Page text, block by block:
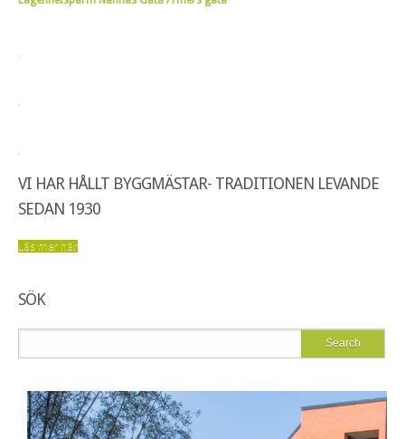
VI HAR HÅLLT BYGGMÄSTAR- TRADITIONEN LEVANDE
SEDAN 1930
Läs mer här
SÖK